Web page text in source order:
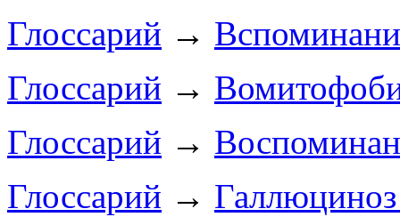
Глоссарий →
Глоссарий →
Глоссарий →
Глоссарий →